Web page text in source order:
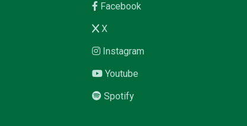
Facebook
X
Instagram
Youtube
Spotify